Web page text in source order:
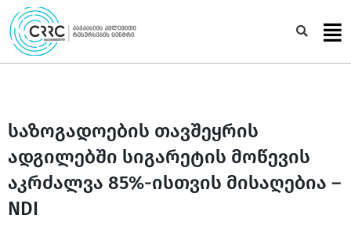
Skip
to
content
საზოგადოების თავშეყრის
ადგილებში სიგარეტის მოწევის
აკრძალვა 85%-ისთვის მისაღებია –
NDI